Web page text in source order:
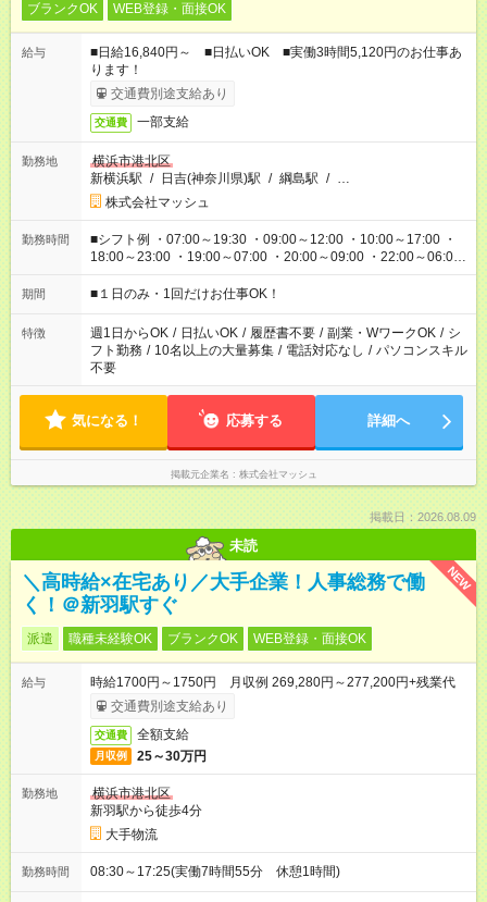
ブランクOK
WEB登録・面接OK
給与
■日給16,840円～ ■日払いOK ■実働3時間5,120円のお仕事あ
ります！
交通費別途支給あり
交通費 一部支給
勤務地
横浜市港北区
新横浜駅 / 日吉(神奈川県)駅 / 綱島駅 / …
株式会社マッシュ
勤務時間
■シフト例 ・07:00～19:30 ・09:00～12:00 ・10:00～17:00 ・
18:00～23:00 ・19:00～07:00 ・20:00～09:00 ・22:00～06:00
etc ★最短で3時間で5,120円のお仕事から 15時間で2万円近く稼
げるお仕事も！ ご希望のお時間に合わせてご紹介！ ※シフトは
ください！
期間 ■１日のみ・1回だけお仕事OK！
特徴 週1日からOK / 日払いOK / 履歴書不要 / 副業・WワークOK / シ
フト勤務 / 10名以上の大量募集 / 電話対応なし / パソコンスキル
不要
気になる！ 応募する 詳細へ
掲載元企業名 株式会社マッシュ
掲載日：2026.08.09
未読
NEW
＼高時給×在宅あり／大手企業！人事総務で働
く！＠新羽駅すぐ
派遣 職種未経験OK ブランクOK WEB登録・面接OK
給与
時給1700円～1750円 月収例 269,280円～277,200円+残業代
交通費別途支給あり
交通費 全額支給
月収例 25～30万円
勤務地
横浜市港北区
新羽駅から徒歩4分
大手物流
勤務時間 08:30～17:25(実働7時間55分 休憩1時間)